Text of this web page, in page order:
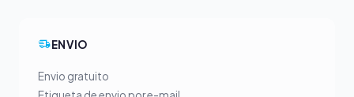
ENVIO
Envio gratuito